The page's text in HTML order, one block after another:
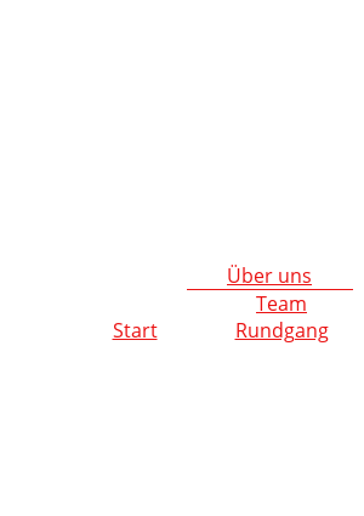
Start
Über uns
Team
Rundgang